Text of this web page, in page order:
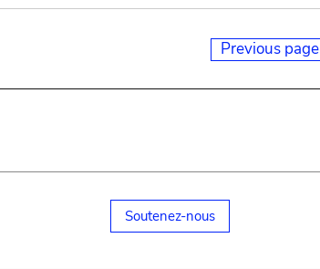
Previous page
Soutenez-nous